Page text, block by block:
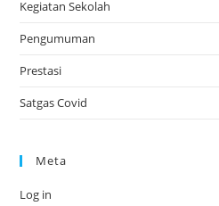
Kegiatan Sekolah
Pengumuman
Prestasi
Satgas Covid
Meta
Log in